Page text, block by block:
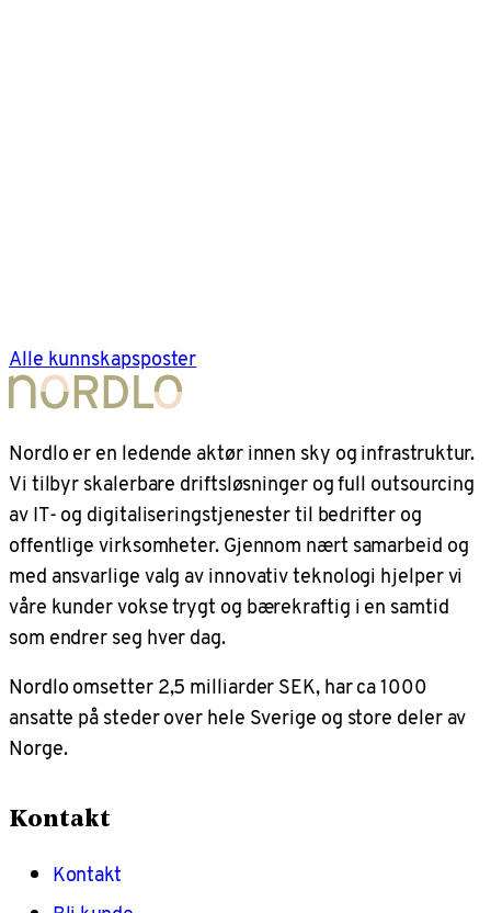
Alle kunnskapsposter
Nordlo er en ledende aktør innen sky og infrastruktur.
Vi tilbyr skalerbare driftsløsninger og full outsourcing
av IT- og digitaliseringstjenester til bedrifter og
offentlige virksomheter. Gjennom nært samarbeid og
med ansvarlige valg av innovativ teknologi hjelper vi
våre kunder vokse trygt og bærekraftig i en samtid
som endrer seg hver dag.
Nordlo omsetter 2,5 milliarder SEK, har ca 1000
ansatte på steder over hele Sverige og store deler av
Norge.
Kontakt
Kontakt